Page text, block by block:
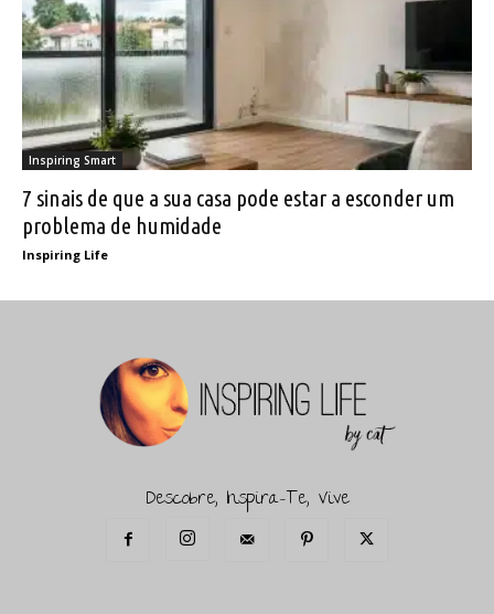
Inspiring Smart
7 sinais de que a sua casa pode estar a esconder um
problema de humidade
Inspiring Life
Descobre, Inspira-Te, Vive